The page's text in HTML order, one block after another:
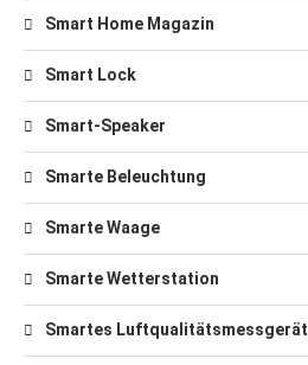
Smart Home Magazin
Smart Lock
Smart-Speaker
Smarte Beleuchtung
Smarte Waage
Smarte Wetterstation
Smartes Luftqualitätsmessgerät